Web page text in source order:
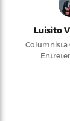
Luisito
Columnista